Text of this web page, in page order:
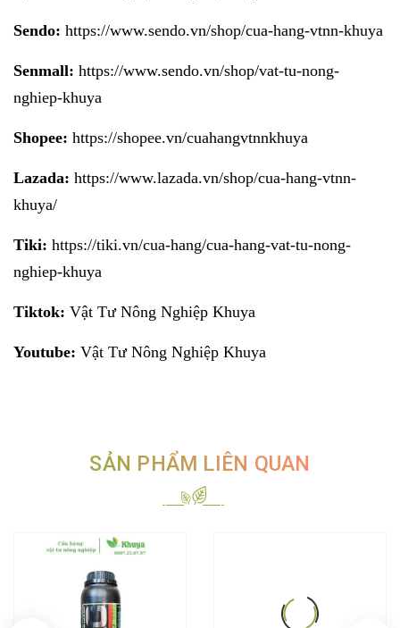
Sendo: https://www.sendo.vn/shop/cua-hang-vtnn-khuya
Senmall: https://www.sendo.vn/shop/vat-tu-nong-
nghiep-khuya
Shopee: https://shopee.vn/cuahangvtnnkhuya
Lazada: https://www.lazada.vn/shop/cua-hang-vtnn-
khuya/
Tiki: https://tiki.vn/cua-hang/cua-hang-vat-tu-nong-
nghiep-khuya
Tiktok: Vật Tư Nông Nghiệp Khuya
Youtube: Vật Tư Nông Nghiệp Khuya
SẢN PHẨM LIÊN QUAN